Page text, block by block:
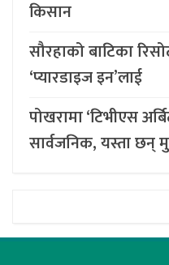
किसान
सौरहाको बाटिका
‘प्यारडाइज इन’लाई
पोखरामा ‘टिभीएस
सार्वजनिक, यस्ता छन्